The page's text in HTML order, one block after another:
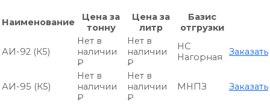
Наименование
Цена за
тонну
Цена за
литр
Базис
отгрузки
АИ-92 (К5)
Нет в
наличии
₽
Нет в
наличии
₽
НС
Нагорная
Заказать
АИ-95 (К5)
Нет в
наличии
₽
Нет в
наличии
₽
МНПЗ Заказать